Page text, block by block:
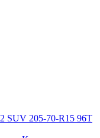
SUV 205-70-R15 96T